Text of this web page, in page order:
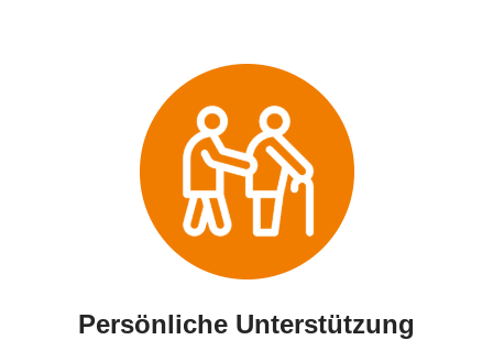
Persönliche Unterstützung